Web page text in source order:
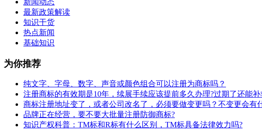
最新政策解读
知识干货
热点新闻
基础知识
为你推荐
纯文字、字母、数字、声音或颜色组合可以注册为商标吗？
注册商标的有效期是10年，续展手续应该提前多久办理?过期了还能补
商标注册地址变了，或者公司改名了，必须要做变更吗？不变更会有
​品牌正在经营，要不要大批量注册防御商标?
知识产权科普：TM标和R标有什么区别，TM标具备法律效力吗?